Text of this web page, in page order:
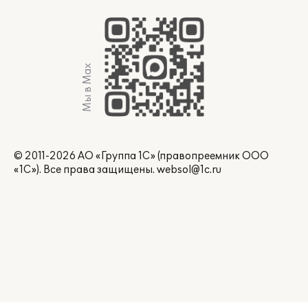
Мы в Max
© 2011-2026 АО «Группа 1С» (правопреемник ООО
«1С»). Все права защищены. websol@1c.ru